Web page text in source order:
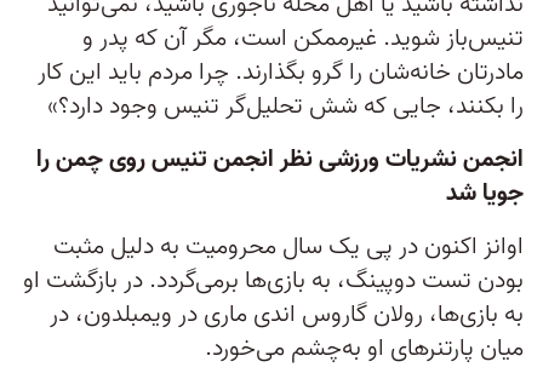
تنیس‌باز شوید. غیرممکن است، مگر آن که پدر و
مادرتان خانه‌شان را گرو بگذارند. چرا مردم باید این کار
را بکنند، جایی که شش تحلیل‌گر تنیس وجود دارد؟»
انجمن نشریات ورزشی نظر انجمن تنیس روی چمن را
جویا شد
اوانز اکنون در پی یک سال محرومیت به دلیل مثبت
بودن تست دوپینگ، به بازی‌ها برمی‌گردد. در بازگشت او
به بازی‌ها، رولان گاروس اندی ماری در ویمبلدون، در
میان پارتنرهای او به‌چشم می‌خورد.